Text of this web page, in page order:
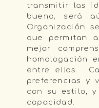
transmitir las
bueno, será
Organización
que permitan
mejor
homologación
entre ellas.
preferencias y
con su estilo, y
capacidad.